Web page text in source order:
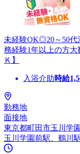
未経験OK◎20～50
務経験1年以上の方
Ｋ】
入浴介助時給
勤務地
面接地
東京都町田市玉川学
玉川学園前駅、鶴川